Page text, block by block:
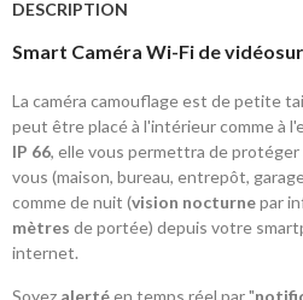
DESCRIPTION
Smart Caméra Wi-Fi de
La caméra camouflage est de petite
peut être placé à l'intérieur comme à
IP 66, elle vous permettra de
vous (maison, bureau, entrepôt,
comme de nuit (vision nocturnepar
mètres de portée) depuis votre
internet.
Soyez alertéen temps réel par "